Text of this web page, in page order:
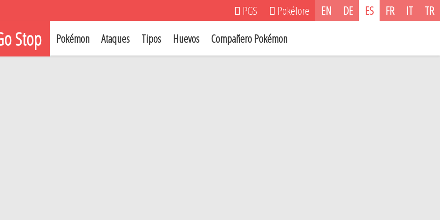
PGS Pokélore EN DE ES FR IT TR
Stop Pokémon Ataques Tipos Huevos Compañero Pokémon